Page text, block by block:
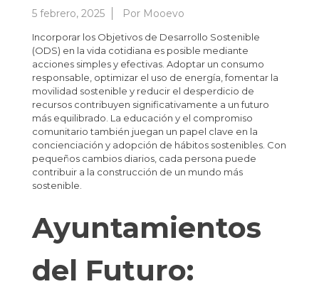
5 febrero, 2025 Por Mooevo
Incorporar los Objetivos de Desarrollo Sostenible
(ODS) en la vida cotidiana es posible mediante
acciones simples y efectivas. Adoptar un consumo
responsable, optimizar el uso de energía, fomentar la
movilidad sostenible y reducir el desperdicio de
recursos contribuyen significativamente a un futuro
más equilibrado. La educación y el compromiso
comunitario también juegan un papel clave en la
concienciación y adopción de hábitos sostenibles. Con
pequeños cambios diarios, cada persona puede
contribuir a la construcción de un mundo más
sostenible.
Ayuntamientos
del Futuro: